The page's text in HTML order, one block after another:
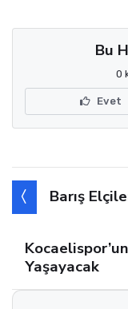
Bu
0
Evet
Barış
Yaşayacak